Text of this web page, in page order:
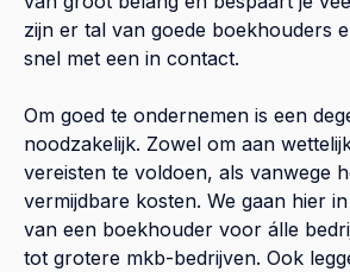
zijn er tal van goede boekhouders
snel met een in contact.
Om goed te ondernemen is een
noodzakelijk. Zowel om aan
vereisten te voldoen, als vanwege
vermijdbare kosten. We gaan hier
van een boekhouder voor álle
tot grotere mkb-bedrijven. Ook